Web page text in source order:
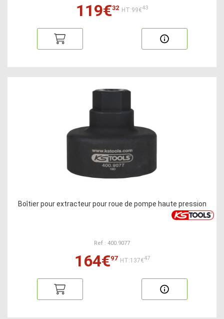
119€32 HT:99€43
Boîtier pour extracteur pour roue de pompe haute pression
Ref : 400.9077
164€97 HT:137€47